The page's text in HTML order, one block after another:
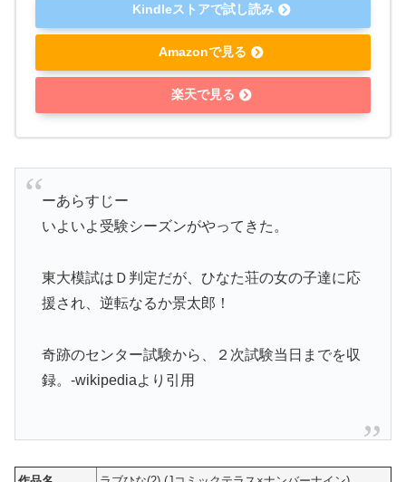
Kindleストアで試し読み
Amazonで見る
楽天で見る
ーあらすじー
いよいよ受験シーズンがやってきた。
東大模試はＤ判定だが、ひなた荘の女の子達に応
援され、逆転なるか景太郎！
奇跡のセンター試験から、２次試験当日までを収
録。-wikipediaより引用